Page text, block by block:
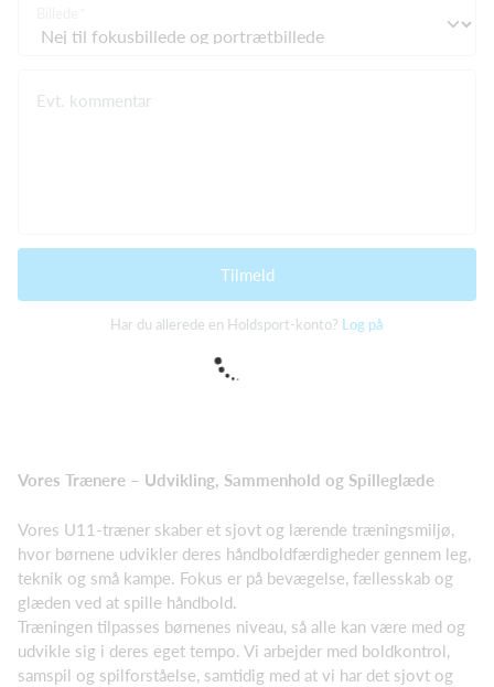
Evt. kommentar
Tilmeld
Har du allerede en Holdsport-konto? Log på
Vores Trænere – Udvikling, Sammenhold og Spilleglæde
Vores U11-træner skaber et sjovt og lærende træningsmiljø,
hvor børnene udvikler deres håndboldfærdigheder gennem leg,
teknik og små kampe. Fokus er på bevægelse, fællesskab og
glæden ved at spille håndbold.
Træningen tilpasses børnenes niveau, så alle kan være med og
udvikle sig i deres eget tempo. Vi arbejder med boldkontrol,
samspil og spilforståelse, samtidig med at vi har det sjovt og